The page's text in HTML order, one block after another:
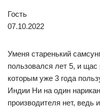
Гость
07.10.2022
Уменя старенький
пользовался лет 5, и
которым уже 3 года
Индии Ни на один
производителя нет, ведь